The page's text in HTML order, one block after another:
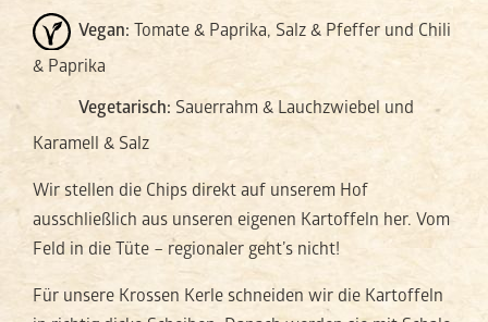
Vegan: Tomate & Paprika, Salz & Pfeffer und Chili
& Paprika
Vegetarisch: Sauerrahm & Lauchzwiebel und
Karamell & Salz
Wir stellen die Chips direkt auf unserem Hof
ausschließlich aus unseren eigenen Kartoffeln her. Vom
Feld in die Tüte – regionaler geht’s nicht!
Für unsere Krossen Kerle schneiden wir die Kartoffeln